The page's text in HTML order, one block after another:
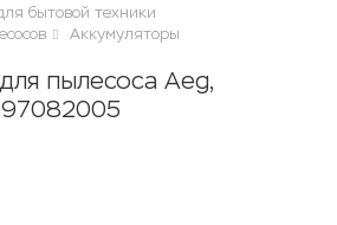
бытовой техники
Аккумуляторы
пылесоса Aeg,